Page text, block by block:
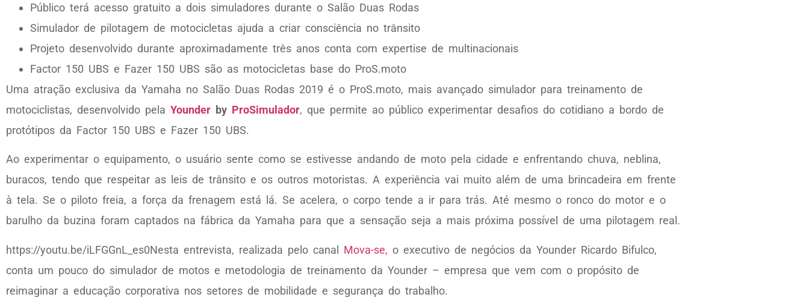
Público terá acesso gratuito a dois simuladores durante o Salão Duas Rodas
Simulador de pilotagem de motocicletas ajuda a criar consciência no trânsito
Projeto desenvolvido durante aproximadamente três anos conta com expertise de multinacionais
Factor 150 UBS e Fazer 150 UBS são as motocicletas base do ProS.moto
Uma atração exclusiva da Yamaha no Salão Duas Rodas 2019 é o ProS.moto, mais avançado simulador para treinamento de
motociclistas, desenvolvido pela Younder by ProSimulador, que permite ao público experimentar desafios do cotidiano a bordo de
protótipos da Factor 150 UBS e Fazer 150 UBS.
Ao experimentar o equipamento, o usuário sente como se estivesse andando de moto pela cidade e enfrentando chuva, neblina,
buracos, tendo que respeitar as leis de trânsito e os outros motoristas. A experiência vai muito além de uma brincadeira em frente
à tela. Se o piloto freia, a força da frenagem está lá. Se acelera, o corpo tende a ir para trás. Até mesmo o ronco do motor e o
barulho da buzina foram captados na fábrica da Yamaha para que a sensação seja a mais próxima possível de uma pilotagem real.
https://youtu.be/iLFGGnL_es0Nesta entrevista, realizada pelo canal Mova-se, o executivo de negócios da Younder Ricardo Bifulco,
conta um pouco do simulador de motos e metodologia de treinamento da Younder – empresa que vem com o propósito de
reimaginar a educação corporativa nos setores de mobilidade e segurança do trabalho.